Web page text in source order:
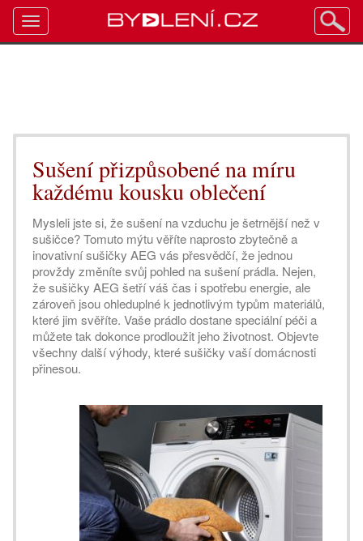
Sušení přizpůsobené na míru
každému kousku oblečení
Mysleli jste si, že sušení na vzduchu je šetrnější než v
sušičce? Tomuto mýtu věříte naprosto zbytečně a
inovativní sušičky AEG vás přesvědčí, že jednou
provždy změníte svůj pohled na sušení prádla. Nejen,
že sušičky AEG šetří váš čas i spotřebu energie, ale
zároveň jsou ohleduplné k jednotlivým typům materiálů,
které jim svěříte. Vaše prádlo dostane speciální péči a
můžete tak dokonce prodloužit jeho životnost. Objevte
všechny další výhody, které sušičky vaší domácnosti
přinesou.
Toggle
navigation